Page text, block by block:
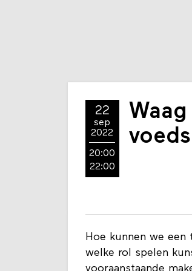
22
sep
2022
20:00
22:00
Hoe kunnen we een
welke rol spelen